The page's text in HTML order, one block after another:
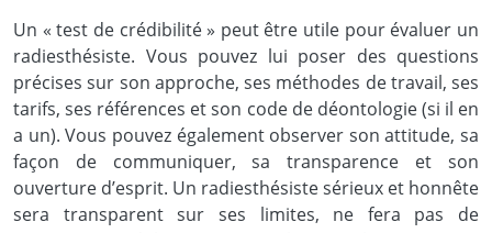
Un « test de crédibilité » peut être utile pour évaluer un
radiesthésiste. Vous pouvez lui poser des questions
précises sur son approche, ses méthodes de travail, ses
tarifs, ses références et son code de déontologie (si il en
a un). Vous pouvez également observer son attitude, sa
façon de communiquer, sa transparence et son
ouverture d’esprit. Un radiesthésiste sérieux et honnête
sera transparent sur ses limites, ne fera pas de